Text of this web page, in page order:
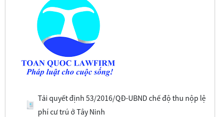
Tải quyết định 53/2016/QĐ-UBND chế độ thu nộp lệ
phí cư trú ở Tây Ninh